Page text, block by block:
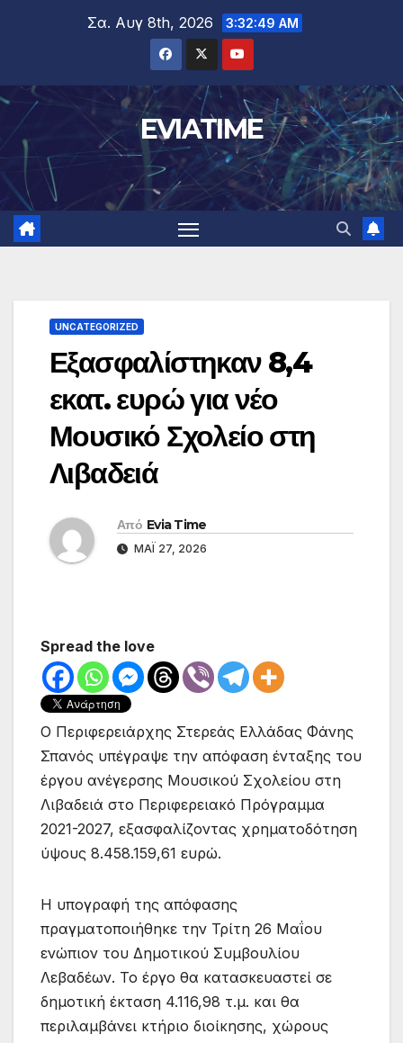
Σα. Αυγ 8th, 2026 3:32:50 AM
EVIATIME
UNCATEGORIZED
Εξασφαλίστηκαν 8,4
εκατ. ευρώ για νέο
Μουσικό Σχολείο στη
Λιβαδειά
Από Evia Time
ΜΆΙ 27, 2026
Spread the love
Ο Περιφερειάρχης Στερεάς Ελλάδας Φάνης
Σπανός υπέγραψε την απόφαση ένταξης του
έργου ανέγερσης Μουσικού Σχολείου στη
Λιβαδειά στο Περιφερειακό Πρόγραμμα
2021-2027, εξασφαλίζοντας χρηματοδότηση
ύψους 8.458.159,61 ευρώ.
Η υπογραφή της απόφασης
πραγματοποιήθηκε την Τρίτη 26 Μαΐου
ενώπιον του Δημοτικού Συμβουλίου
Λεβαδέων. Το έργο θα κατασκευαστεί σε
δημοτική έκταση 4.116,98 τ.μ. και θα
περιλαμβάνει κτήριο διοίκησης, χώρους